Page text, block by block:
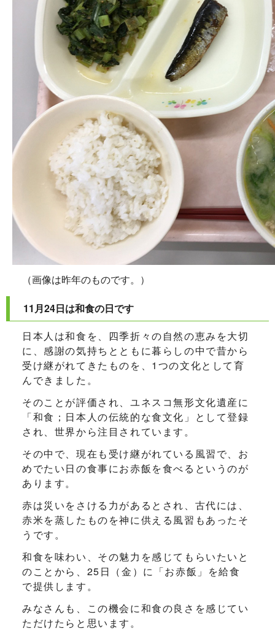
（画像は昨年のものです。）
11月24日は和食の日です
日本人は和食を、四季折々の自然の恵みを大切
に、感謝の気持ちとともに暮らしの中で昔から
受け継がれてきたものを、1つの文化として育
んできました。
そのことが評価され、ユネスコ無形文化遺産に
「和食；日本人の伝統的な食文化」として登録
され、世界から注目されています。
その中で、現在も受け継がれている風習で、お
めでたい日の食事にお赤飯を食べるというのが
あります。
赤は災いをさける力があるとされ、古代には、
赤米を蒸したものを神に供える風習もあったそ
うです。
和食を味わい、その魅力を感じてもらいたいと
のことから、25日（金）に「お赤飯」を給食
で提供します。
みなさんも、この機会に和食の良さを感じてい
ただけたらと思います。